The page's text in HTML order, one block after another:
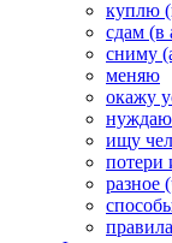
куплю
сдам (в
сниму
меняю
окажу
ищу
потери
разное